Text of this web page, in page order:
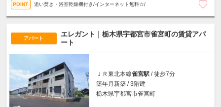
追い焚き・浴室乾燥機付き/インターネット無料☆/
アパート
エレガント｜栃木県宇都宮市雀宮町の賃貸アパ
ート
ＪＲ東北本線雀宮駅 / 徒歩7分
築年月新築 / 3階建
栃木県宇都宮市雀宮町